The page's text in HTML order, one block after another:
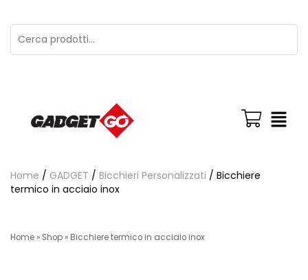
Home / GADGET / Bicchieri Personalizzati / Bicchiere
termico in acciaio inox
Home » Shop » Bicchiere termico in acciaio inox